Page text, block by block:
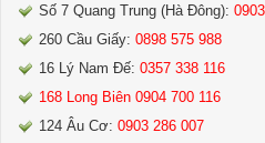
Số 7 Quang Trung (Hà Đông):
260 Cầu Giấy: 0898 575 988
16 Lý Nam Đế: 0357 338 116
168 Long Biên 0904 700 116
124 Âu Cơ: 0903 286 007